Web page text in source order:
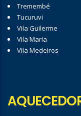
Tremembé
Tucuruvi
Vila Guilerme
Vila Maria
Vila Medeiros